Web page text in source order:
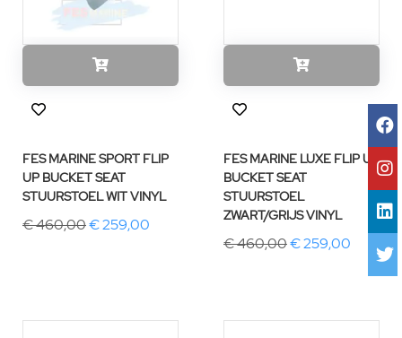
FES MARINE SPORT FLIP
UP BUCKET SEAT
STUURSTOEL WIT VINYL
€ 460,00€ 259,00
FES MARINE LUXE FLIP UP
BUCKET SEAT
STUURSTOEL
ZWART/GRIJS VINYL
€ 460,00€ 259,00